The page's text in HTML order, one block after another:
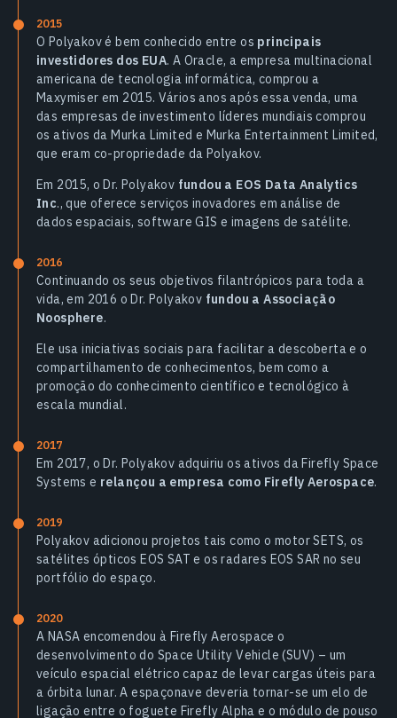
2015
O Polyakov é bem conhecido entre os principais
investidores dos EUA. A Oracle, a empresa multinacional
americana de tecnologia informática, comprou a
Maxymiser em 2015. Vários anos após essa venda, uma
das empresas de investimento líderes mundiais comprou
os ativos da Murka Limited e Murka Entertainment Limited,
que eram co-propriedade da Polyakov.
Em 2015, o Dr. Polyakov fundou a EOS Data Analytics
Inc., que oferece serviços inovadores em análise de
dados espaciais, software GIS e imagens de satélite.
2016
Continuando os seus objetivos filantrópicos para toda a
vida, em 2016 o Dr. Polyakov fundou a Associação
Noosphere.
Ele usa iniciativas sociais para facilitar a descoberta e o
compartilhamento de conhecimentos, bem como a
promoção do conhecimento científico e tecnológico à
escala mundial.
2017
Em 2017, o Dr. Polyakov adquiriu os ativos da Firefly Space
Systems e relançou a empresa como Firefly Aerospace.
2019
Polyakov adicionou projetos tais como o motor SETS, os
satélites ópticos EOS SAT e os radares EOS SAR no seu
portfólio do espaço.
2020
A NASA encomendou à Firefly Aerospace o
desenvolvimento do Space Utility Vehicle (SUV) – um
veículo espacial elétrico capaz de levar cargas úteis para
a órbita lunar. A espaçonave deveria tornar-se um elo de
ligação entre o foguete Firefly Alpha e o módulo de pouso